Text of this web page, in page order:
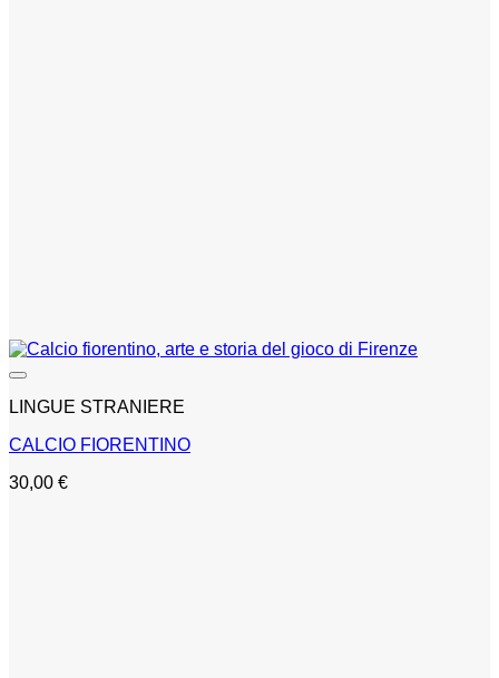
LINGUE STRANIERE
CALCIO FIORENTINO
30,00 €